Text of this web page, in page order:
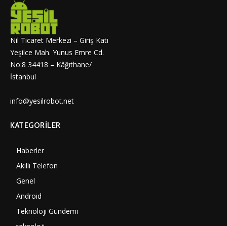
Nil Ticaret Merkezi – Giriş Katı
Yeşilce Mah. Yunus Emre Cd.
No:8 34418 – Kâğıthane/
İstanbul
info@yesilrobot.net
KATEGORILER
Haberler
Akıllı Telefon
Genel
Android
Teknoloji Gündemi